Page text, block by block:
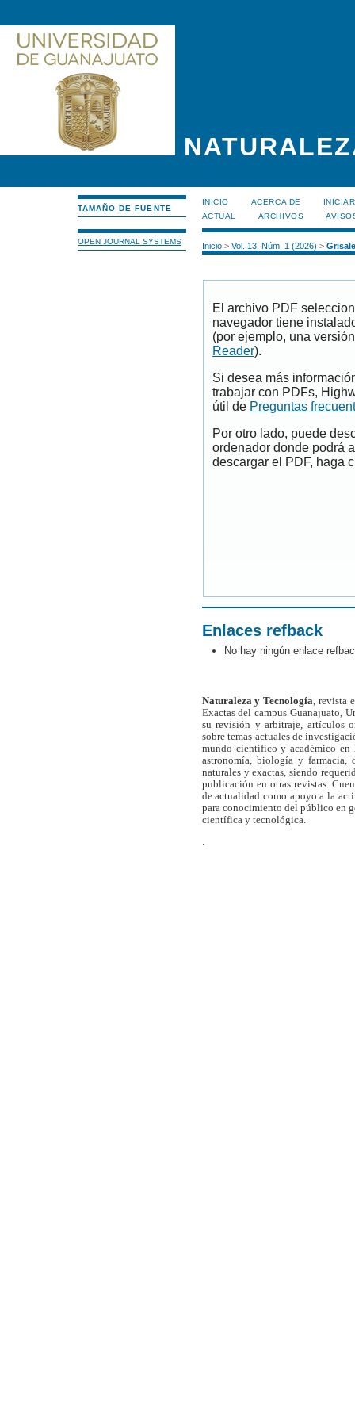
TAMAÑO DE FUENTE
OPEN JOURNAL SYSTEMS
INICIO ACERCA DE
ACTUAL
ARCHIVOS
Inicio> Vol. 13, Núm. 1 (2026) >
El archivo PDF
navegador tiene
(por ejemplo, una
Reader).
Si desea más
trabajar con PDFs,
útil de Preguntas
Por otro lado, puede
ordenador donde podrá
descargar el PDF, haga
Enlaces refback
No hay ningún enlace
Naturaleza y Tecnología, revista
Exactas del campus Guanajuato,
su revisión y arbitraje, artículos
sobre temas actuales de
mundo científico y académico en
astronomía, biología y farmacia,
naturales y exactas, siendo
publicación en otras revistas.
de actualidad como apoyo a la
para conocimiento del público en
científica y tecnológica.
.